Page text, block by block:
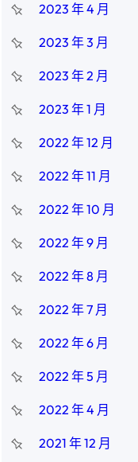
2023 年 4 月
2023 年 3 月
2023 年 2 月
2023 年 1 月
2022 年 12 月
2022 年 11 月
2022 年 10 月
2022 年 9 月
2022 年 8 月
2022 年 7 月
2022 年 6 月
2022 年 5 月
2022 年 4 月
2021 年 12 月